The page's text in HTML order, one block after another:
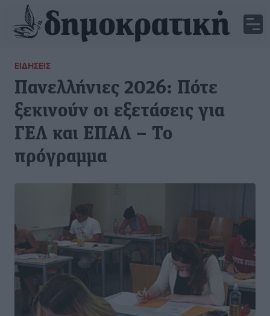
ΕΙΔΉΣΕΙΣ
Πανελλήνιες 2026: Πότε
ξεκινούν οι εξετάσεις για
ΓΕΛ και ΕΠΑΛ – Το
πρόγραμμα